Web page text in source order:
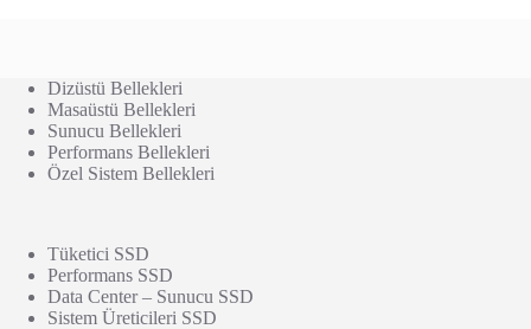
Dizüstü Bellekleri
Masaüstü Bellekleri
Sunucu Bellekleri
Performans Bellekleri
Özel Sistem Bellekleri
Tüketici SSD
Performans SSD
Data Center – Sunucu SSD
Sistem Üreticileri SSD